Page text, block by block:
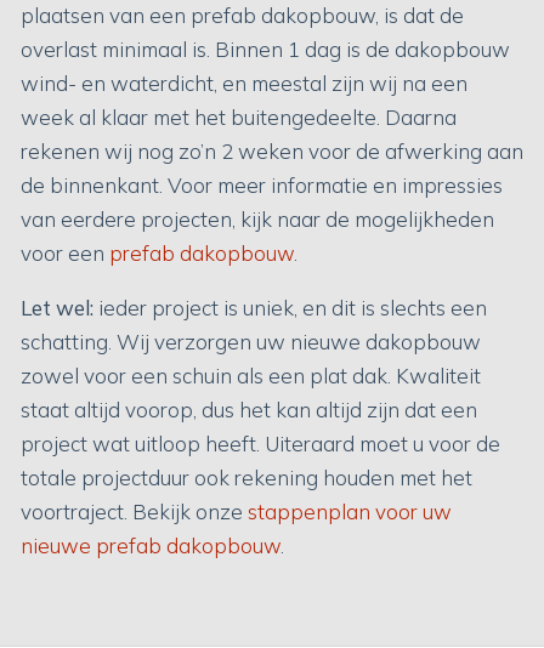
plaatsen van een prefab dakopbouw, is dat de
overlast minimaal is. Binnen 1 dag is de dakopbouw
wind- en waterdicht, en meestal zijn wij na een
week al klaar met het buitengedeelte. Daarna
rekenen wij nog zo’n 2 weken voor de afwerking aan
de binnenkant. Voor meer informatie en impressies
van eerdere projecten, kijk naar de mogelijkheden
voor een prefab dakopbouw
Let wel: ieder project is uniek, en dit is slechts een
schatting. Wij verzorgen uw nieuwe dakopbouw
zowel voor een schuin als een plat dak. Kwaliteit
staat altijd voorop, dus het kan altijd zijn dat een
project wat uitloop heeft. Uiteraard moet u voor de
totale projectduur ook rekening houden met het
voortraject. Bekijk onze stappenplan voor uw
nieuwe prefab dakopbouw